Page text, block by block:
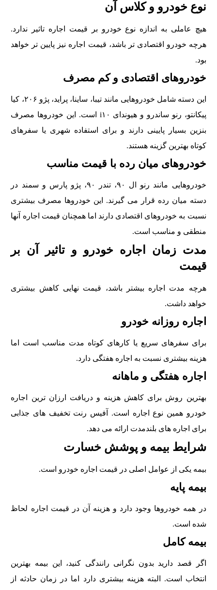
نوع خودرو و کلاس آن
هیچ عاملی به اندازه نوع خودرو بر قیمت اجاره تاثیر ندارد.
هرچه خودرو اقتصادی تر باشد، قیمت اجاره نیز پایین تر خواهد
بود.
خودروهای اقتصادی و کم مصرف
این دسته شامل خودروهایی مانند تیبا، ساینا، پراید، پژو ۲۰۶، کیا
پیکانتو، رنو ساندرو و هیوندای i۱۰ است. این خودروها مصرف
بنزین بسیار پایینی دارند و برای استفاده شهری یا سفرهای
کوتاه بهترین گزینه هستند.
خودروهای میان رده با قیمت مناسب
خودروهایی مانند رنو ال ۹۰، تندر ۹۰، پژو پارس و سمند در
دسته میان رده قرار می گیرند. این خودروها مصرف بیشتری
نسبت به خودروهای اقتصادی دارند اما همچنان قیمت اجاره آنها
منطقی و مناسب است.
مدت زمان اجاره خودرو و تاثیر آن بر
قیمت
هرچه مدت اجاره بیشتر باشد، قیمت نهایی کاهش بیشتری
خواهد داشت.
اجاره روزانه خودرو
برای سفرهای سریع یا کارهای کوتاه مدت مناسب است اما
هزینه بیشتری نسبت به اجاره هفتگی دارد.
اجاره هفتگی و ماهانه
بهترین روش برای کاهش هزینه و دریافت ارزان ترین اجاره
خودرو همین نوع اجاره است. آفیس رنت تخفیف های جذابی
برای اجاره های بلندمدت ارائه می دهد.
شرایط بیمه و پوشش خسارت
بیمه یکی از عوامل اصلی در قیمت اجاره خودرو است.
بیمه پایه
در همه خودروها وجود دارد و هزینه آن در قیمت اجاره لحاظ
شده است.
بیمه کامل
اگر قصد دارید بدون نگرانی رانندگی کنید، این بیمه بهترین
انتخاب است. البته هزینه بیشتری دارد اما در زمان حادثه از